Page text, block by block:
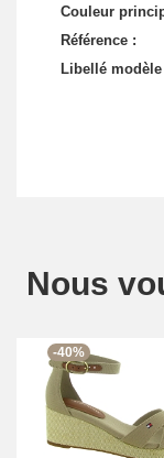
Couleur
Référence :
Libellé modèle
Nous
-40%